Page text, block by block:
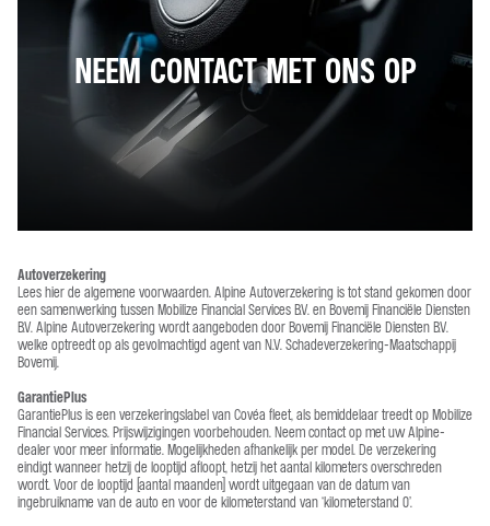
NEEM CONTACT MET ONS OP
Autoverzekering
Lees hier de algemene voorwaarden. Alpine Autoverzekering is tot stand gekomen door
een samenwerking tussen Mobilize Financial Services B.V. en Bovemij Financiële Diensten
B.V. Alpine Autoverzekering wordt aangeboden door Bovemij Financiële Diensten B.V.
welke optreedt op als gevolmachtigd agent van N.V. Schadeverzekering-Maatschappij
Bovemij.
GarantiePlus
GarantiePlus is een verzekeringslabel van Covéa fleet, als bemiddelaar treedt op Mobilize
Financial Services. Prijswijzigingen voorbehouden. Neem contact op met uw Alpine-
dealer voor meer informatie. Mogelijkheden afhankelijk per model. De verzekering
eindigt wanneer hetzij de looptijd afloopt, hetzij het aantal kilometers overschreden
wordt. Voor de looptijd (aantal maanden) wordt uitgegaan van de datum van
ingebruikname van de auto en voor de kilometerstand van ‘kilometerstand 0’.